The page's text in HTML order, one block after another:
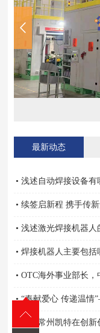
最新动态
• 浅述自动焊接设备有
• 续签启新程 携手传
• 浅述激光焊接机器人
• 焊接机器人主要包括
• “奉献爱心 传递温
• 祝贺常州凯特在创